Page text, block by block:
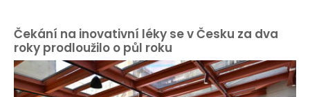
Čekání na inovativní léky se v Česku za dva
roky prodloužilo o půl roku